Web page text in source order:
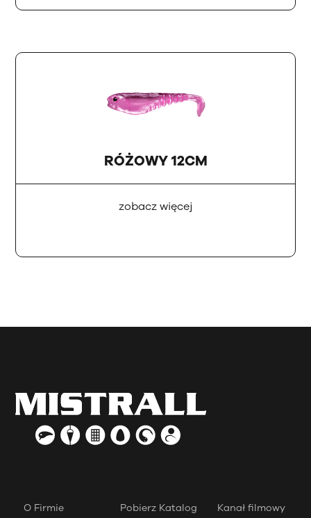
RÓŻOWY 12CM
zobacz więcej
O Firmie Pobierz Katalog Kanał filmowy